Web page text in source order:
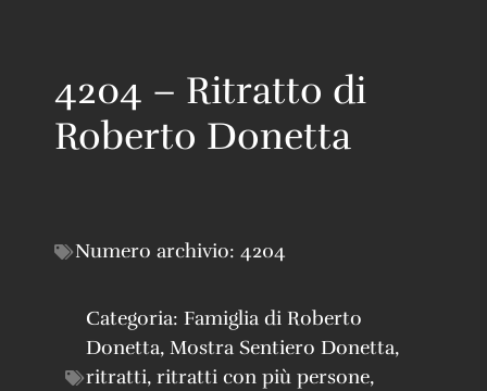
4204 – Ritratto di
Roberto Donetta
Numero archivio: 4204
Categoria: Famiglia di Roberto
Donetta, Mostra Sentiero Donetta,
ritratti, ritratti con più persone,